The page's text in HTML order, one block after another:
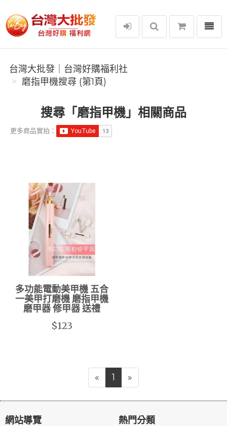
台灣大批發｜台灣好購福利社
選單
台灣大批發｜台灣好購福利社
磨指甲機搜尋 (第1頁)
搜尋「磨指甲機」相關商品
更多商品實拍：
多功能電動美甲機 五合
一美甲打磨機 磨指甲機
磨甲器 修甲器 送禮
$123
« 1 »
網站導覽 熱門分類